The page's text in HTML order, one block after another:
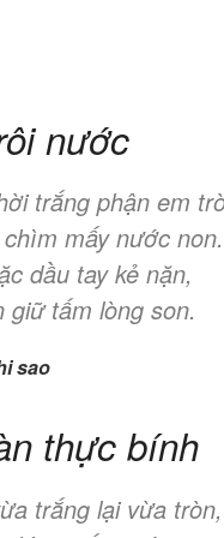
nước
trắng phận em
mấy nước non.
dầu tay kẻ nặn,
giữ tấm lòng son.
sao
thực bính
trắng lại vừa tròn,